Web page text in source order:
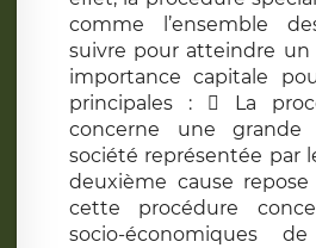
comme l’ensemble
suivre pour atteindre
importance capitale
principales :  La
concerne une
société représentée par
deuxième cause
cette procédure
socio-économiques